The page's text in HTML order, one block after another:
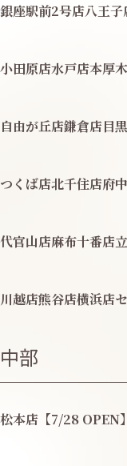
銀座駅前2号店八王子
小田原店水戸店本厚
自由が丘店鎌倉店目
つくば店北千住店府
代官山店麻布十番店
川越店熊谷店横浜店
中部
松本店【7/28 OPEN】